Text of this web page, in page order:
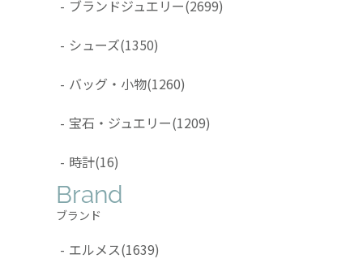
- ブランドジュエリー(2699)
- シューズ(1350)
- バッグ・小物(1260)
- 宝石・ジュエリー(1209)
- 時計(16)
Brand
ブランド
- エルメス(1639)